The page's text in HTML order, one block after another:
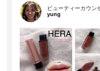
ビューティーカウ
yung